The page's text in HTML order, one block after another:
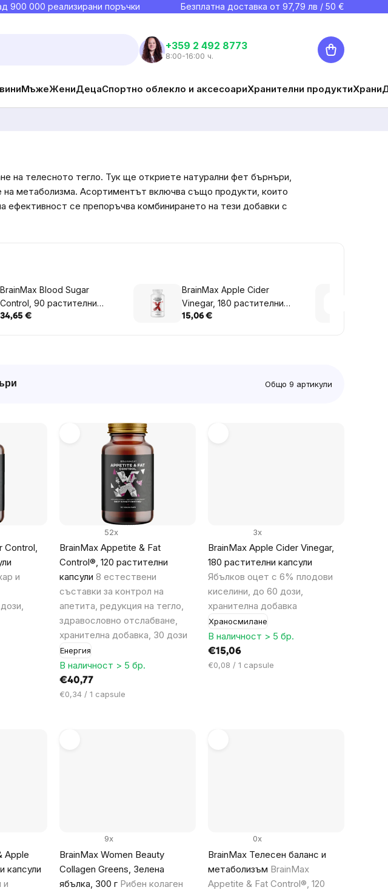
900 000 реализирани поръчки Безплатна доставка от 97,79 лв / 50 €
+359 2 492 8773
8:00-16:00 ч.
Количка
МъжеЖениДецаСпортно облекло и аксесоариХранителни продуктиХрани
на телесното тегло. Тук ще откриете натурални фет бърнъри,
на метаболизма. Асортиментът включва също продукти, които
ефективност се препоръчва комбинирането на тези добавки с
BrainMax Blood Sugar
Control, 90 растителни
капсули
34,65 €
BrainMax Apple Cider
Vinegar, 180 растителни
капсули
15,06 €
Общо 9 артикули
Control,
и
BrainMax Appetite & Fat
Control®, 120 растителни
капсули 8 естествени
съставки за контрол на
апетита, редукция на тегло,
здравословно отслабване,
хранителна добавка, 30 дози
Енергия
52x
В наличност > 5 бр.
€40,77
Цена
€0,34 / 1 capsule
BrainMax Apple Cider Vinegar,
180 растителни капсули
Ябълков оцет с 6% плодови
киселини, до 60 дози,
хранителна добавка
Храносмилане
3x
В наличност > 5 бр.
€15,06
Цена
€0,08 / 1 capsule
Apple
капсули
и
BrainMax Women Beauty
Collagen Greens, Зелена
ябълка, 300 г Рибен колаген
9x
BrainMax Телесен баланс и
метаболизъм BrainMax
Appetite & Fat Control®, 120
0x